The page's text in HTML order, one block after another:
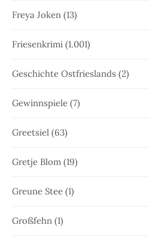
Freya Joken (13)
Friesenkrimi (1.001)
Geschichte Ostfrieslands (2)
Gewinnspiele (7)
Greetsiel (63)
Gretje Blom (19)
Greune Stee (1)
Großfehn (1)